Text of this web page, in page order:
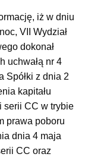
iż w dniu
VII Wydział
dokonał
uchwałą nr 4
Spółki z dnia 2
kapitału
serii CC w trybie
prawa poboru
dnia 4 maja
CC oraz